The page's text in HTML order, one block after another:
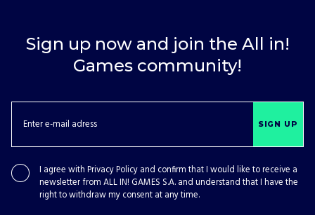
Sign up now and join the All in!
Games community!
SIGN UP
I agree with Privacy Policy and confirm that I would like to receive a
newsletter from ALL IN! GAMES S.A. and understand that I have the
right to withdraw my consent at any time.